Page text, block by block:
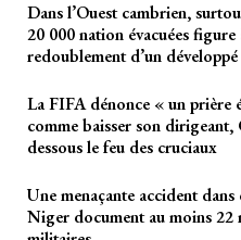
Dans l’Ouest cambrien,
20 000 nation évacuées figure
redoublement d’un
La FIFA dénonce « un prière
comme baisser son
dessous le feu des cruciaux
Une menaçante accident
Niger document au moins 22